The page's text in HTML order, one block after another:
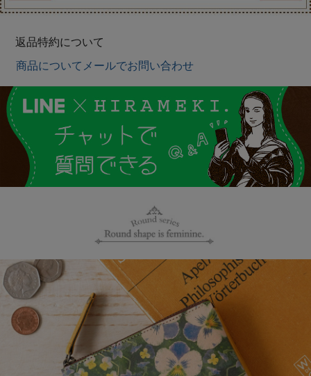
返品特約について
商品についてメールでお問い合わせ